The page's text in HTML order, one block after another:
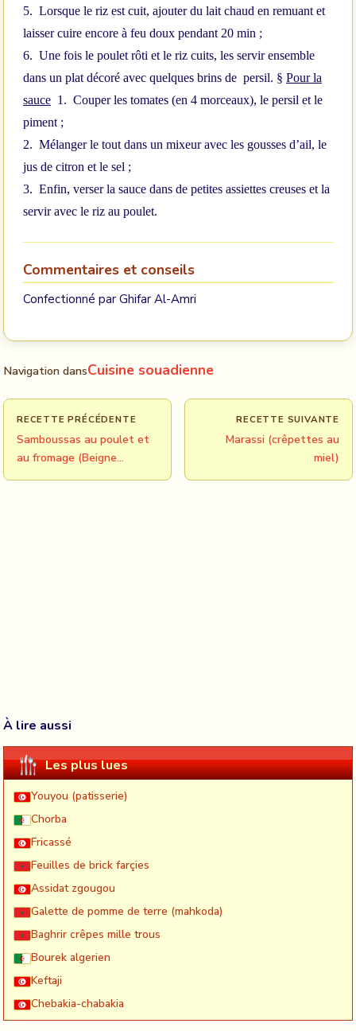
5. Lorsque le riz est cuit, ajouter du lait chaud en remuant et
laisser cuire encore à feu doux pendant 20 min ;
6. Une fois le poulet rôti et le riz cuits, les servir ensemble
dans un plat décoré avec quelques brins de persil. § Pour la
sauce 1. Couper les tomates (en 4 morceaux), le persil et le
piment ;
2. Mélanger le tout dans un mixeur avec les gousses d’ail, le
jus de citron et le sel ;
3. Enfin, verser la sauce dans de petites assiettes creuses et la
servir avec le riz au poulet.
Commentaires et conseils
Confectionné par Ghifar Al-Amri
Navigation dansCuisine souadienne
RECETTE PRÉCÉDENTE
Samboussas au poulet et
au fromage (Beigne…
RECETTE SUIVANTE
Marassi (crêpettes au
miel)
À lire aussi
Les plus lues
Youyou (patisserie)
Chorba
Fricassé
Feuilles de brick farçies
Assidat zgougou
Galette de pomme de terre (mahkoda)
Baghrir crêpes mille trous
Bourek algerien
Keftaji
Chebakia-chabakia